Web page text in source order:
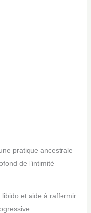
pratique ancestrale
de l’intimité
et aide à raffermir